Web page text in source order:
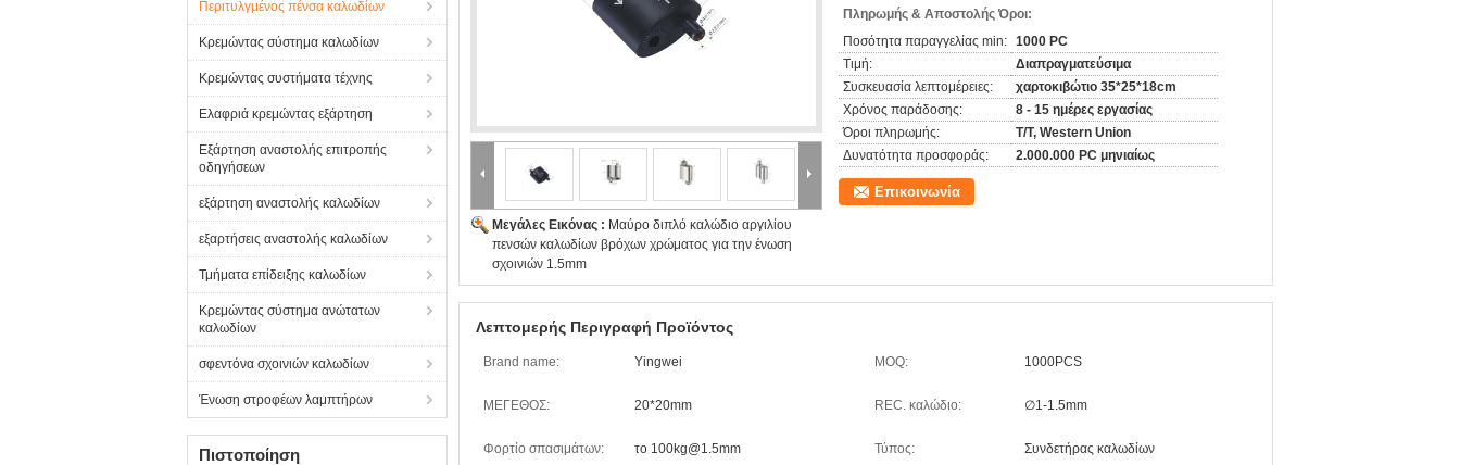
Περιτυλγμένος πένσα καλωδίων
Κρεμώντας σύστημα καλωδίων
Κρεμώντας συστήματα τέχνης
Ελαφριά κρεμώντας εξάρτηση
Εξάρτηση αναστολής επιτροπής
οδηγήσεων
εξάρτηση αναστολής καλωδίων
εξαρτήσεις αναστολής καλωδίων
Τμήματα επίδειξης καλωδίων
Κρεμώντας σύστημα ανώτατων
καλωδίων
σφεντόνα σχοινιών καλωδίων
Ένωση στροφέων λαμπτήρων
Πιστοποίηση
Μεγάλες Εικόνας : Μαύρο διπλό καλώδιο αργιλίου
πενσών καλωδίων βρόχων χρώματος για την ένωση
σχοινιών 1.5mm
Πληρωμής & Αποστολής Όροι:
Ποσότητα παραγγελίας min: 1000 PC
Τιμή:
Διαπραγματεύσιμα
Συσκευασία λεπτομέρειες:
χαρτοκιβώτιο 35*25*18cm
Χρόνος παράδοσης:
8 - 15 ημέρες εργασίας
Όροι πληρωμής:
T/T, Western Union
Δυνατότητα προσφοράς:
2.000.000 PC μηνιαίως
Επικοινωνία
Λεπτομερής Περιγραφή Προϊόντος
Brand name: Yingwei MOQ: 1000PCS
ΜΕΓΕΘΟΣ: 20*20mm REC. καλώδιο: ∅1-1.5mm
Φορτίο σπασιμάτων: το 100kg@1.5mm Τύπος: Συνδετήρας καλωδίων